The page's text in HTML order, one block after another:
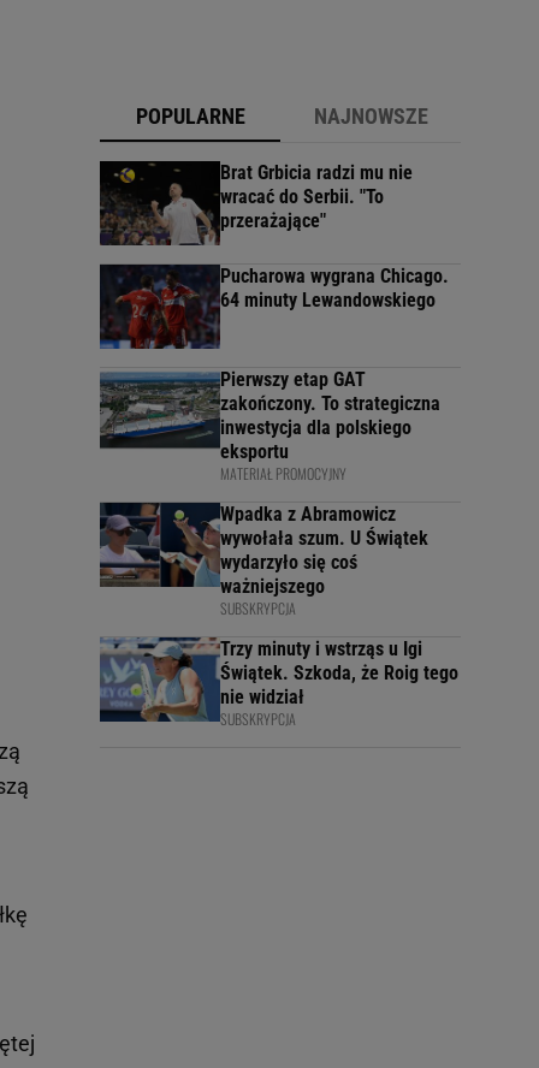
POPULARNE NAJNOWSZE
Brat Grbicia radzi mu nie
wracać do Serbii. "To
przerażające"
Pucharowa wygrana Chicago.
64 minuty Lewandowskiego
Pierwszy etap GAT
zakończony. To strategiczna
inwestycja dla polskiego
eksportu
MATERIAŁ PROMOCYJNY
Wpadka z Abramowicz
wywołała szum. U Świątek
wydarzyło się coś
ważniejszego
SUBSKRYPCJA
Trzy minuty i wstrząs u Igi
Świątek. Szkoda, że Roig tego
nie widział
SUBSKRYPCJA